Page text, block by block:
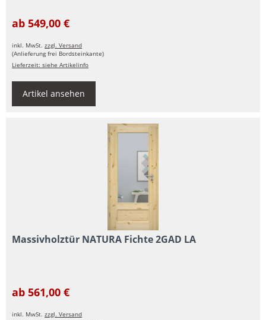
ab 549,00 €
inkl. MwSt.zzgl. Versand
(Anlieferung frei Bordsteinkante)
Lieferzeit: siehe Artikelinfo
Artikel ansehen
Massivholztür NATURA Fichte 2GAD LA
ab 561,00 €
inkl. MwSt.zzgl. Versand